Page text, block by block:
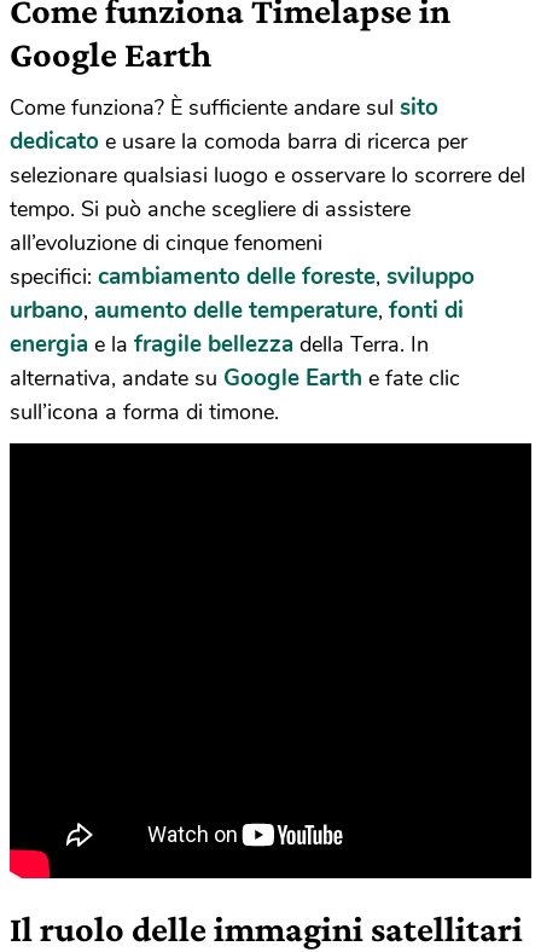
Come funziona Timelapse in
Google Earth
Come funziona? È sufficiente andare sul sito
dedicato e usare la comoda barra di ricerca per
selezionare qualsiasi luogo e osservare lo scorrere del
tempo. Si può anche scegliere di assistere
all’evoluzione di cinque fenomeni
specifici: cambiamento delle foreste, sviluppo
urbano, aumento delle temperature, fonti di
energia e la fragile bellezza della Terra. In
alternativa, andate su Google Earth e fate clic
sull’icona a forma di timone.
Il ruolo delle immagini satellitari